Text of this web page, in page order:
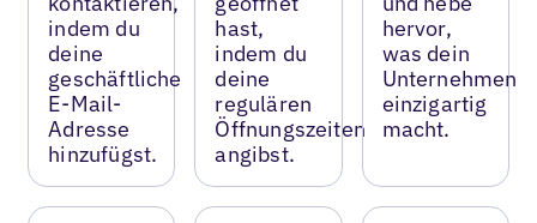
indem du
deine
geschäftliche
E-Mail-
Adresse
hinzufügst.
hast,
indem du
deine
regulären
Öffnungszeiten
angibst.
hervor,
was dein
Unternehmen
einzigartig
macht.